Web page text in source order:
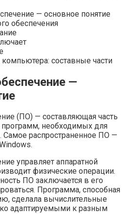
— основное понятие
обеспечения
составные части
—
(ПО) — составляющая часть
необходимых для
распространенное ПО —
управляет аппаратной
физические операции.
ПО заключается в его
Программа, способная
сделала вычислительные
адаптируемыми к разным